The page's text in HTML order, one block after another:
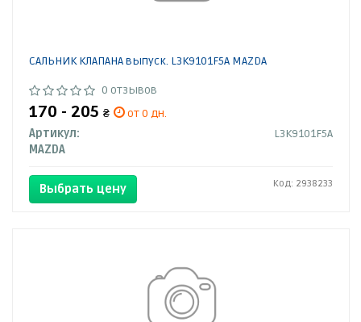
САЛЬНИК КЛАПАНА выпуск. L3K9101F5A MAZDA
0 отзывов
170 - 205 ₴
от 0 дн.
Артикул:
L3K9101F5A
MAZDA
Выбрать цену Код: 2938233